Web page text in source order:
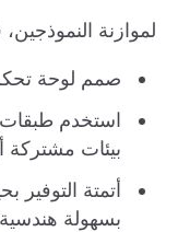
لموازنة
صمم لوحة
استخدم
بيئات مشتركة
أتمتة
بسهولة هندسية